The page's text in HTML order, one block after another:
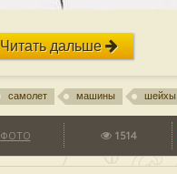
Читать дальше
самолет машины шейхы
ФОТО 1514